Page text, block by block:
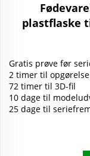
plastflaske
Gratis prøve før
2 timer til
72 timer til 3D-fil
10 dage til
25 dage til